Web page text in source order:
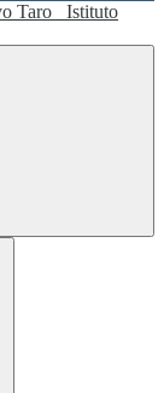
Istituto